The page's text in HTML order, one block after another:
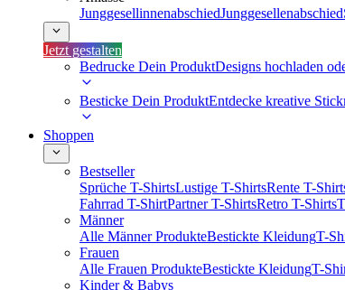
JunggesellinnenabschiedJunggesellenabschied
Jetzt gestalten
Bedrucke Dein ProduktDesigns hochladen
Besticke Dein ProduktEntdecke kreative
Shoppen
Bestseller
Sprüche T-ShirtsLustige T-ShirtsRente T-
Fahrrad T-ShirtPartner T-ShirtsRetro T-Shirts
Männer
Alle Männer ProdukteBestickte KleidungT-
Frauen
Alle Frauen ProdukteBestickte KleidungT-
Kinder & Babys